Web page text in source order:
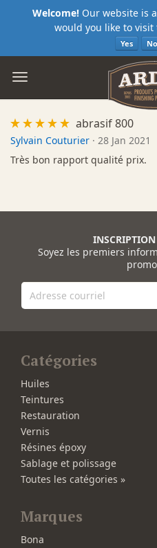
Welcome! Our website is
would you like to visit
Yes
abrasif 800
Sylvain Couturier · 28 Jan 2021
Très bon rapport qualité prix.
Soyez les premiers
Catégories
Huiles
Teintures
Restauration
Vernis
Résines époxy
Sablage et polissage
Toutes les catégories »
Marques
Bona